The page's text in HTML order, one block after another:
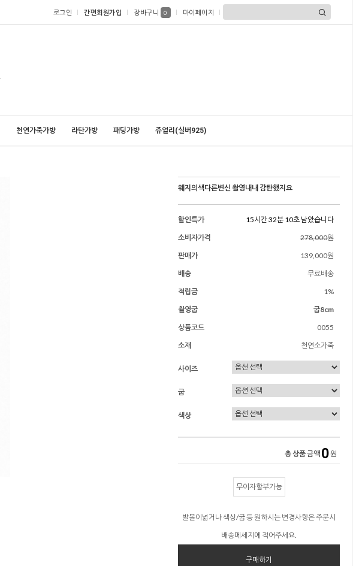
로그인 간편회원가입 장바구니 0 마이페이지
천연가죽가방 라탄가방 패딩가방 쥬얼리(실버925)
웨지의색다른변신 촬영내내 감탄했지요
할인특가
15시간 32분 08초 남았습니다
소비자가격
278,000원
판매가
139,000원
배송
무료배송
적립금
1%
촬영굽
굽8cm
상품코드
0055
소재
천연소가죽
사이즈
굽
색상
총 상품 금액 0 원
무이자할부가능
발볼이넓거나 색상/굽 등 원하시는 변경사항은 주문시
배송메세지에 적어주세요.
구매하기